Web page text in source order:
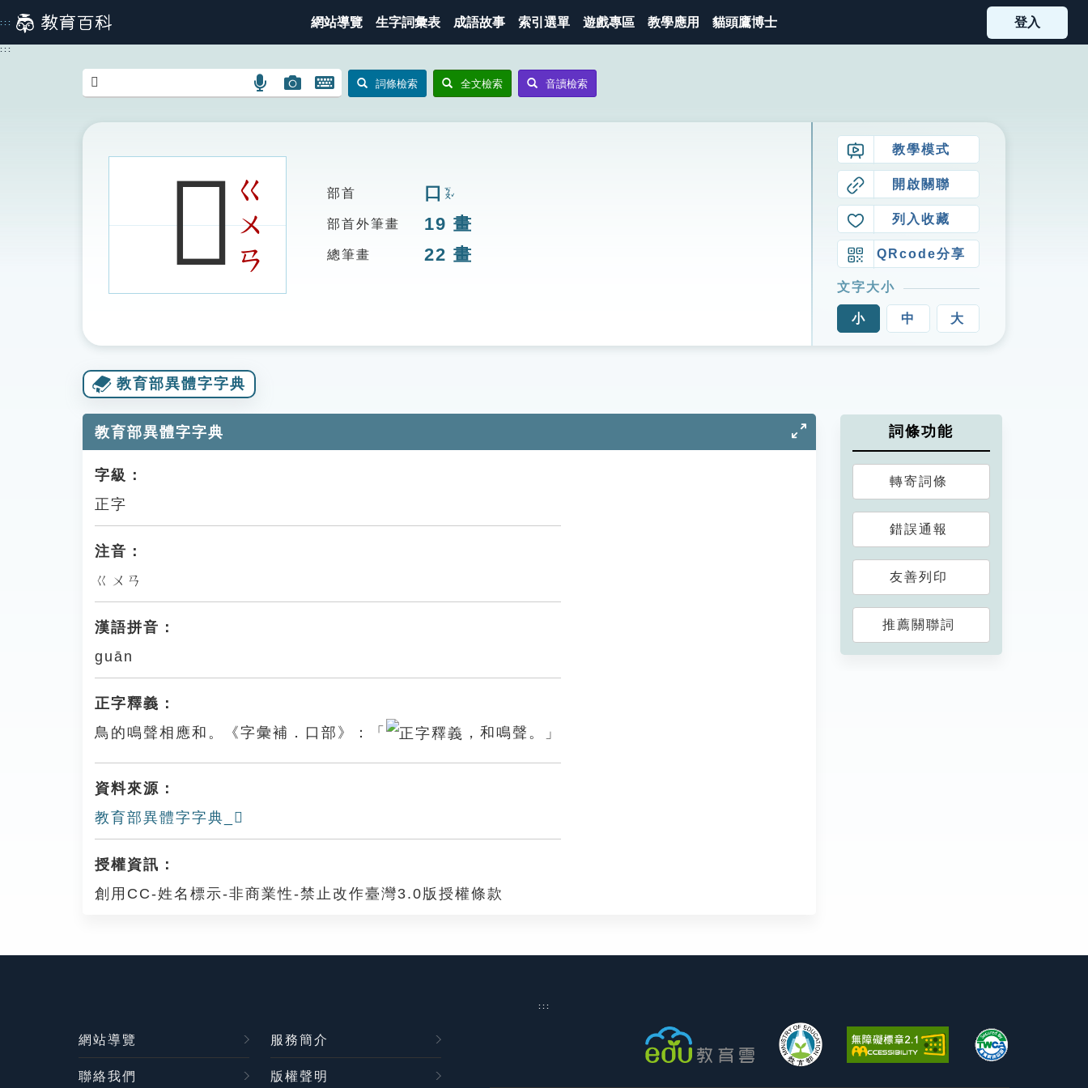
到
主
::: 網站導覽 生字詞彙表 成語故事 索引選單 遊戲專區 教學應用 貓頭鷹博士 登入
:::
語
搜
圖
圖
搜
開
鍵
詞條檢索 全文檢索 音讀檢索
𡅭ㄍ
ㄨ
ㄢ
部首 口 ㄎㄡˇ
部首外筆畫 19 畫
總筆畫 22 畫
教學模式
開啟關聯
列入收藏
QRcode分享
文字大小
小 中 大
教育部異體字字典
教育部異體字字典
字級：
正字
注音：
ㄍㄨㄢ
漢語拼音：
guān
正字釋義：
鳥的鳴聲相應和。《字彙補．口部》：「
，和鳴聲。」
資料來源：
教育部異體字字典_𡅭
授權資訊：
創用CC-姓名標示-非商業性-禁止改作臺灣3.0版授權條款
詞條功能
轉寄詞條
錯誤通報
友善列印
推薦關聯詞
:::
網站導覽 服務簡介
聯絡我們 版權聲明